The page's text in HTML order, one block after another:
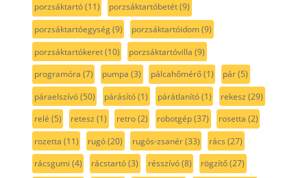
porzsáktartó(11) porzsáktartóbetét(9)
porzsáktartóegység(9) porzsáktartóidom(9)
porzsáktartókeret(10) porzsáktartóvilla (9)
programóra (7) pumpa (3) pálcahőmérő(1) pár(5)
páraelszívó(50) párásító(1) párátlanító(1) rekesz (29)
relé (5) retesz (1) retro(2) robotgép(37) rosetta (2)
rozetta (11) rugó(20) rugós-zsanér(33) rács (27)
rácsgumi (4) rácstartó(3) résszívó(8) rögzítő(27)